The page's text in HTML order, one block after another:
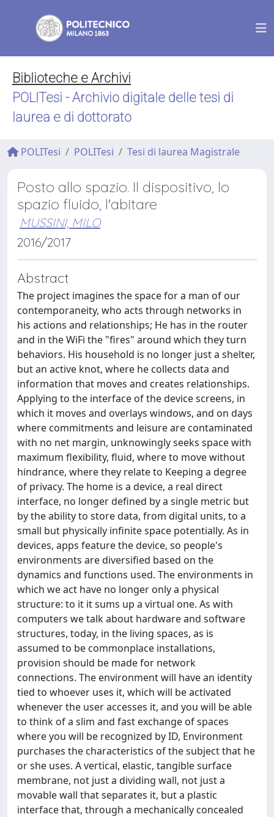
Biblioteche e Archivi
POLITesi - Archivio digitale delle tesi di
laurea e di dottorato
POLITesi POLITesi Tesi di laurea Magistrale
Posto allo spazio. Il dispositivo, lo
spazio fluido, l'abitare
MUSSINI, MILO
2016/2017
Abstract
The project imagines the space for a man of our
contemporaneity, who acts through networks in
his actions and relationships; He has in the router
and in the WiFi the "fires" around which they turn
behaviors. His household is no longer just a shelter,
but an active knot, where he collects data and
information that moves and creates relationships.
Applying to the interface of the device screens, in
which it moves and overlays windows, and on days
where commitments and leisure are contaminated
with no net margin, unknowingly seeks space with
maximum flexibility, fluid, where to move without
hindrance, where they relate to Keeping a degree
of privacy. The home is a device, a real direct
interface, no longer defined by a single metric but
by the ability to store data, from digital units, to a
small but physically infinite space potentially. As in
devices, apps feature the device, so people's
environments are diversified based on the
dynamics and functions used. The environments in
which we act have no longer only a physical
structure: to it it sums up a virtual one. As with
computers we talk about hardware and software
structures, today, in the living spaces, as is
assumed to be commonplace installations,
provision should be made for network
connections. The environment will have an identity
tied to whoever uses it, which will be activated
whenever the user accesses it, and you will be able
to think of a slim and fast exchange of spaces
where you will be recognized by ID, Environment
purchases the characteristics of the subject that he
or she uses. A vertical, elastic, tangible surface
membrane, not just a dividing wall, not just a
movable wall that separates it, but a plastic
interface that, through a mechanically concealed